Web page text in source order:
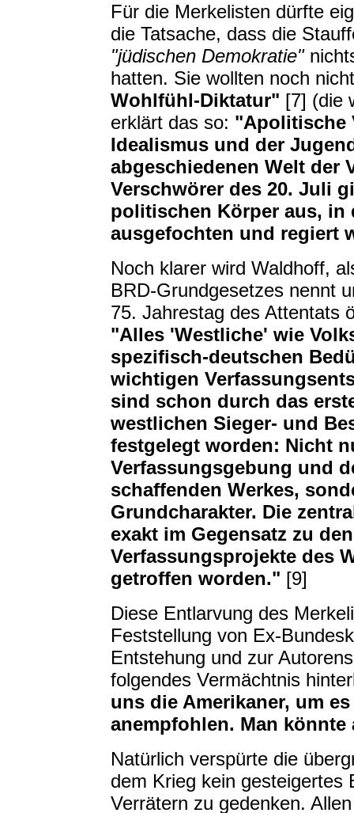
Für die Merkelisten dürfte
die Tatsache, dass die
"jüdischen Demokratie"
hatten. Sie wollten noch
Wohlfühl-Diktatur" [7] (die
erklärt das so: "Apolitische
Idealismus und der
abgeschiedenen Welt der
Verschwörer des 20. Juli
politischen Körper aus,
ausgefochten und regiert
Noch klarer wird Waldhoff,
BRD-Grundgesetzes nennt
75. Jahrestag des Attentats
"Alles 'Westliche' wie
spezifisch-deutschen
wichtigen
sind schon durch das
westlichen Sieger- und
festgelegt worden: Nicht
Verfassungsgebung und
schaffenden Werkes,
Grundcharakter. Die
exakt im Gegensatz zu
Verfassungsprojekte des
getroffen worden." [9]
Diese Entlarvung des
Feststellung von Ex-
Entstehung und zur
folgendes Vermächtnis
uns die Amerikaner, um
anempfohlen. Man
Natürlich verspürte die
dem Krieg kein gesteigertes
Verrätern zu gedenken.